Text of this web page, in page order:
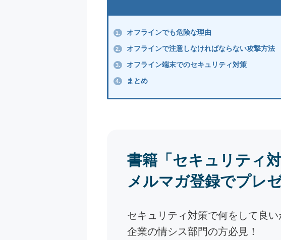
1. オフラインでも危険な理由
2. オフラインで注意しなければならない攻撃方法
3. オフライン端末でのセキュリティ対策
4. まとめ
書籍「セキュリティ
メルマガ登録でプレ
セキュリティ対策で何をして良
企業の情シス部門の方必見！